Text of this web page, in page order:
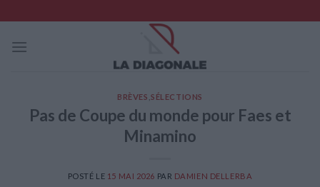
to
content
BRÈVES ,SÉLECTIONS
Pas de Coupe du monde pour Faes et
Minamino
POSTÉ LE 15 MAI 2026 PAR DAMIEN DELLERBA